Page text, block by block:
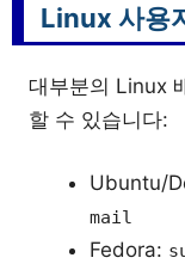
Linux 사용
대부분의 Linux
할 수 있습니다:
Ubuntu/
mail
Fedora: